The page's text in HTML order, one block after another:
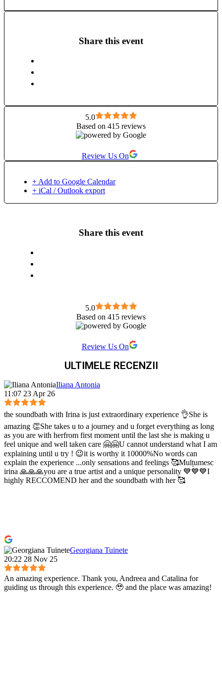
Share this event
5.0
Based on 415 reviews
Review Us On
+ Add to Google Calendar
+ iCal / Outlook export
Share this event
5.0
Based on 415 reviews
Review Us On
ULTIMELE RECENZII
Iliana Antonia
11:07 23 Apr 26
the soundbath with Irina is just extraordinary experience 👌She is
amazing 👏She takes u to a journey and u forget everything as long
as you are with herfrom first moment until the last she is making u
feel unique and well taken care 🤗🤗U cannot understand what I am
explaining until u try ! 😉it is worthy it 10000%No words can
explain the experience ...only sensations and feelings 🥰Mulțumesc
irina 🙏🙏🙏you are a true artist and a unique personality 💙💙💙I
highly RECCOMEND her and the soundbath with her 🥰
Georgiana Tuinete
20:22 28 Nov 25
An amazing experience. Thank you, Andreea and Catalina for
guiding us through this experience. 🥹 and the place was amazing!